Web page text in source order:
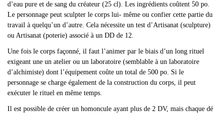
d’eau pure et de sang du créateur (25 cl). Les ingrédients coûtent 50 po.
Le personnage peut sculpter le corps lui- même ou confier cette partie du
travail à quelqu’un d’autre. Cela nécessite un test d’Artisanat (sculpture)
ou Artisanat (poterie) associé à un DD de 12.
Une fois le corps façonné, il faut l’animer par le biais d’un long rituel
exigeant une un atelier ou un laboratoire (semblable à un laboratoire
d’alchimiste) dont l’équipement coûte un total de 500 po. Si le
personnage se charge également de la construction du corps, il peut
exécuter le rituel en même temps.
Il est possible de créer un homoncule ayant plus de 2 DV, mais chaque dé